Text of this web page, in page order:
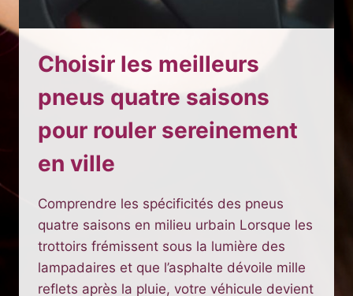
Choisir les meilleurs
pneus quatre saisons
pour rouler sereinement
en ville
Comprendre les spécificités des pneus
quatre saisons en milieu urbain Lorsque les
trottoirs frémissent sous la lumière des
lampadaires et que l’asphalte dévoile mille
reflets après la pluie, votre véhicule devient